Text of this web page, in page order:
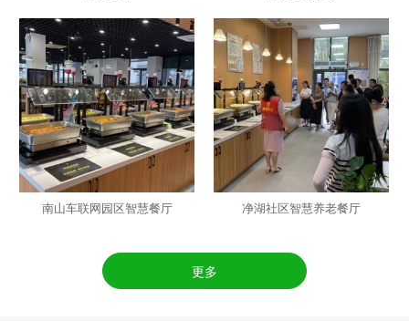
南山车联网园区智慧餐厅 净湖社区智慧养老餐厅
更多